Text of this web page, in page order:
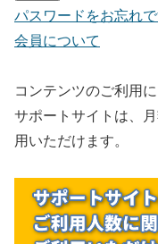
パスワードをお忘れ
会員について
コンテンツのご利用
サポートサイトは、
用いただけます。